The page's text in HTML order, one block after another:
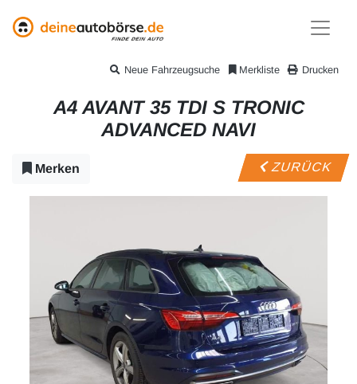
Drucken
Merkliste
Neue Fahrzeugsuche
A4 AVANT 35 TDI S TRONIC
ADVANCED NAVI
Merken ZURÜCK